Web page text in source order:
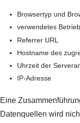
Browsertyp und
verwendetes
Referrer URL
Hostname des
Uhrzeit der
IP-Adresse
Eine
Datenquellen wird